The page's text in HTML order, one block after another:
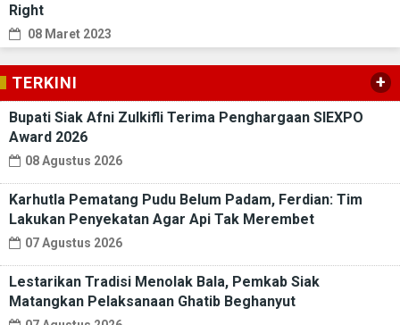
Right
08 Maret 2023
TERKINI +
Bupati Siak Afni Zulkifli Terima Penghargaan SIEXPO
Award 2026
08 Agustus 2026
Karhutla Pematang Pudu Belum Padam, Ferdian: Tim
Lakukan Penyekatan Agar Api Tak Merembet
07 Agustus 2026
Lestarikan Tradisi Menolak Bala, Pemkab Siak
Matangkan Pelaksanaan Ghatib Beghanyut